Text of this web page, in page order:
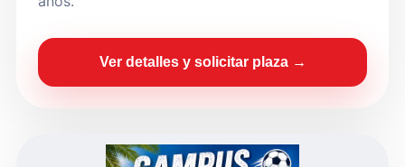
Ver detalles y solicitar plaza →